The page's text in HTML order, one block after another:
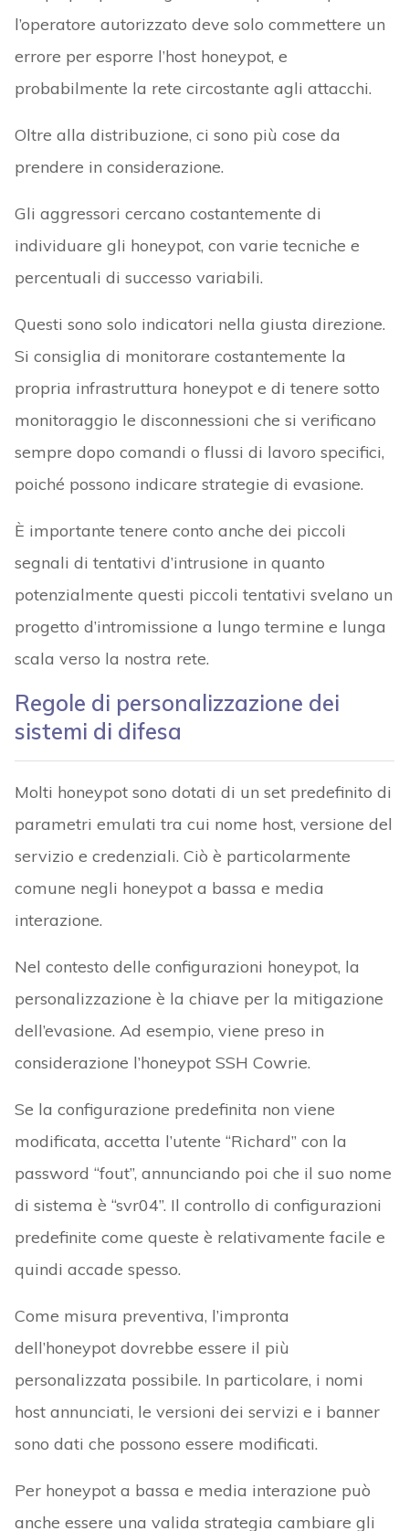
l’operatore autorizzato deve solo commettere un
errore per esporre l’host honeypot, e
probabilmente la rete circostante agli attacchi.
Oltre alla distribuzione, ci sono più cose da
prendere in considerazione.
Gli aggressori cercano costantemente di
individuare gli honeypot, con varie tecniche e
percentuali di successo variabili.
Questi sono solo indicatori nella giusta direzione.
Si consiglia di monitorare costantemente la
propria infrastruttura honeypot e di tenere sotto
monitoraggio le disconnessioni che si verificano
sempre dopo comandi o flussi di lavoro specifici,
poiché possono indicare strategie di evasione.
È importante tenere conto anche dei piccoli
segnali di tentativi d’intrusione in quanto
potenzialmente questi piccoli tentativi svelano un
progetto d’intromissione a lungo termine e lunga
scala verso la nostra rete.
Regole di personalizzazione dei
sistemi di difesa
Molti honeypot sono dotati di un set predefinito di
parametri emulati tra cui nome host, versione del
servizio e credenziali. Ciò è particolarmente
comune negli honeypot a bassa e media
interazione.
Nel contesto delle configurazioni honeypot, la
personalizzazione è la chiave per la mitigazione
dell’evasione. Ad esempio, viene preso in
considerazione l’honeypot SSH Cowrie.
Se la configurazione predefinita non viene
modificata, accetta l’utente “Richard” con la
password “fout”, annunciando poi che il suo nome
di sistema è “svr04”. Il controllo di configurazioni
predefinite come queste è relativamente facile e
quindi accade spesso.
Come misura preventiva, l’impronta
dell’honeypot dovrebbe essere il più
personalizzata possibile. In particolare, i nomi
host annunciati, le versioni dei servizi e i banner
sono dati che possono essere modificati.
Per honeypot a bassa e media interazione può
anche essere una valida strategia cambiare gli